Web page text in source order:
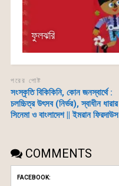
ফুলঝরি
পরের পোষ্ট
সংস্কৃতি বিকিকিনি, কোন জনস্বার্থে :
চলচ্চিত্র উৎসব (নির্ভর), স্বাধীন ধারার
সিনেমা ও বাংলাদেশ || ইমরান ফিরদাউস
COMMENTS
FACEBOOK: